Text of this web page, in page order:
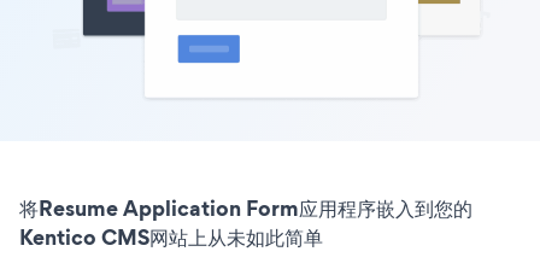
将Resume Application Form应用程序嵌入到您的
Kentico CMS网站上从未如此简单